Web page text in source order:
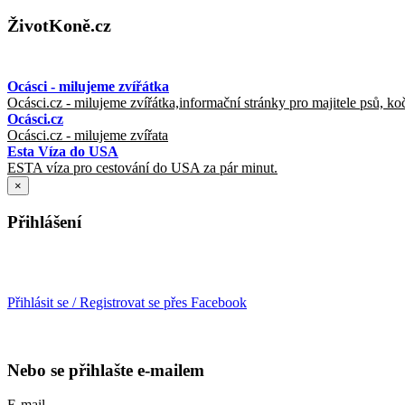
ŽivotKoně.cz
Ocásci - milujeme zvířátka
Ocásci.cz - milujeme zvířátka,informační stránky pro majitele psů,
Ocásci.cz
Ocásci.cz - milujeme zvířata
Esta Víza do USA
ESTA víza pro cestování do USA za pár minut.
×
Přihlášení
Přihlásit se / Registrovat se přes Facebook
Nebo se přihlašte e-mailem